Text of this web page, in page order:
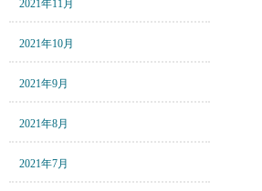
2021年11月
2021年10月
2021年9月
2021年8月
2021年7月